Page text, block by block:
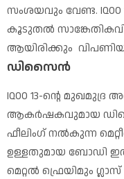
സംശയവും വേണ്ട.
കൂടുതൽ
ആയിരിക്കും
ഡിസൈൻ
IQOO 13-ന്റെ മുഖമുദ്ര
ആകർഷകവുമായ
ഫീലിംഗ് നൽകുന്ന
ഉള്ളതുമായ ബോഡി
മെറ്റൽ ഫ്രെയിമും